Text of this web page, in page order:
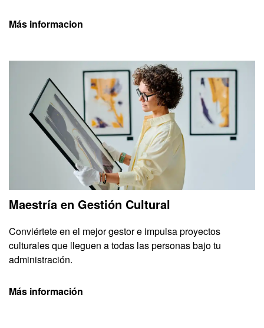
Más informacion
Maestría en Gestión Cultural
Conviértete en el mejor gestor e impulsa proyectos
culturales que lleguen a todas las personas bajo tu
administración.
Más información